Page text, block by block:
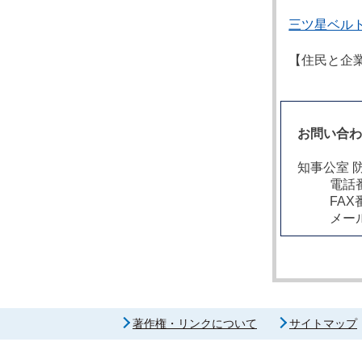
三ツ星ベル
【住民と企
お問い合
知事公室
電話
FAX
メー
著作権・リンクについて サイトマップ